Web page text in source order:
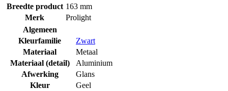
Breedte product 163 mm
Merk
Prolight
Algemeen
Kleurfamilie
Zwart
Materiaal
Metaal
Materiaal (detail)
Aluminium
Afwerking
Glans
Kleur
Geel